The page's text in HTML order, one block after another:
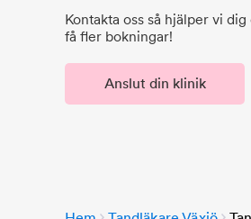
Kontakta oss så hjälper vi
få fler bokningar!
Anslut din klinik